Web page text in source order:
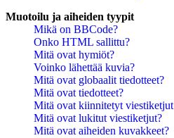
Muotoilu ja aiheiden tyypit
Mikä on BBCode?
Onko HTML sallittu?
Mitä ovat hymiöt?
Voinko lähettää kuvia?
Mitä ovat globaalit tiedotteet?
Mitä ovat tiedotteet?
Mitä ovat kiinnitetyt viestiketjut
Mitä ovat lukitut viestiketjut?
Mitä ovat aiheiden kuvakkeet?